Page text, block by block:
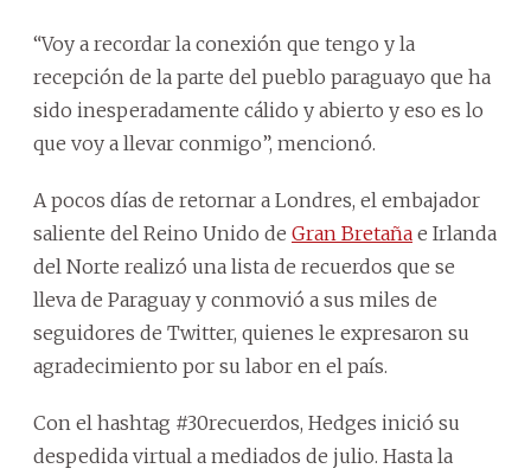
“Voy a recordar la conexión que tengo y la
recepción de la parte del pueblo paraguayo que ha
sido inesperadamente cálido y abierto y eso es lo
que voy a llevar conmigo”, mencionó.
A pocos días de retornar a Londres, el embajador
saliente del Reino Unido de Gran Bretaña e Irlanda
del Norte realizó una lista de recuerdos que se
lleva de Paraguay y conmovió a sus miles de
seguidores de Twitter, quienes le expresaron su
agradecimiento por su labor en el país.
Con el hashtag #30recuerdos, Hedges inició su
despedida virtual a mediados de julio. Hasta la